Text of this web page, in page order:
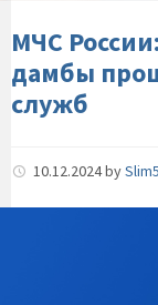
МЧС
дамбы
служб
10.12.2024bySlim5